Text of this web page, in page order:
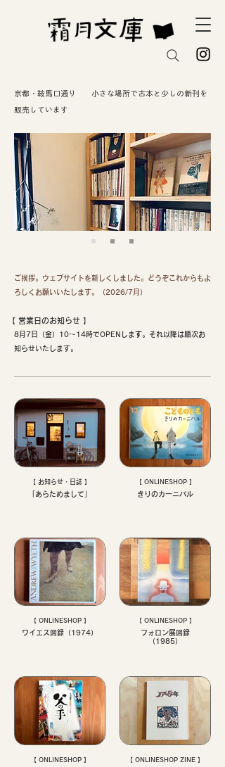
京都・鞍馬口通り 小さな場所で古本と少しの新刊を
販売しています
ご挨拶。ウェブサイトを新しくしました。どうぞこれからもよ
ろしくお願いいたします。（2026/7月）
【 ​営業日のお知らせ 】
8月7日（金）10〜14時でOPENします。それ以降は順次お
知らせいたします。
【 お知らせ・日誌 】
「あらためまして」
【 ONLINESHOP 】
きりのカーニバル
【 ONLINESHOP 】
ワイエス図録（1974）
【 ONLINESHOP 】
フォロン展図録
（1985）
【 ONLINESHOP 】 【 ONLINESHOP ZINE 】